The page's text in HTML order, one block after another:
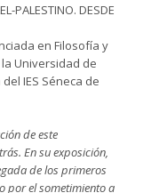
PALESTINO. DESDE
en Filosofía y
Universidad de
IES Séneca de
de este
En su exposición,
de los primeros
por el sometimiento a